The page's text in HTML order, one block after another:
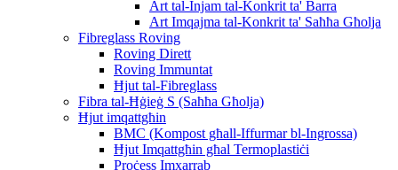
Art tal-Injam tal-Konkrit ta' Barra
Art Imqajma tal-Konkrit ta' Saħħa Għolja
Fibreglass Roving
Roving Dirett
Roving Immuntat
Ħjut tal-Fibreglass
Fibra tal-Ħġieġ S (Saħħa Għolja)
Ħjut imqattgħin
BMC (Kompost għall-Iffurmar bl-Ingrossa)
Ħjut Imqattgħin għal Termoplastiċi
Proċess Imxarrab